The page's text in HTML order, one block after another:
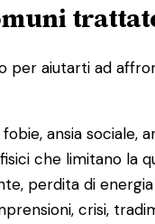
per aiutarti ad
ansia sociale,
che limitano la
perdita di
crisi,